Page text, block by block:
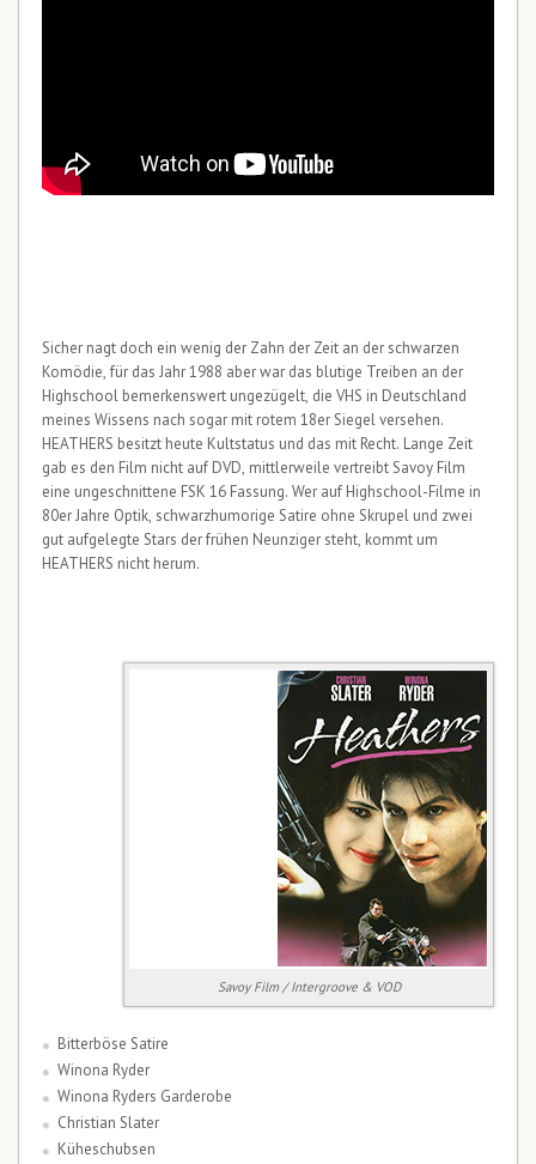
Sicher nagt doch ein wenig der Zahn der Zeit an der schwarzen
Komödie, für das Jahr 1988 aber war das blutige Treiben an der
Highschool bemerkenswert ungezügelt, die VHS in Deutschland
meines Wissens nach sogar mit rotem 18er Siegel versehen.
HEATHERS besitzt heute Kultstatus und das mit Recht. Lange Zeit
gab es den Film nicht auf DVD, mittlerweile vertreibt Savoy Film
eine ungeschnittene FSK 16 Fassung. Wer auf Highschool-Filme in
80er Jahre Optik, schwarzhumorige Satire ohne Skrupel und zwei
gut aufgelegte Stars der frühen Neunziger steht, kommt um
HEATHERS nicht herum.
Savoy Film / Intergroove & VOD
Bitterböse Satire
Winona Ryder
Winona Ryders Garderobe
Christian Slater
Küheschubsen